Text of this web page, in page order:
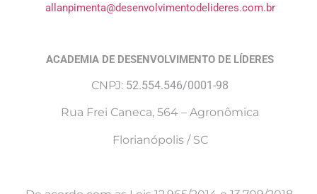
allanpimenta@desenvolvimentodelideres.com.br
ACADEMIA DE DESENVOLVIMENTO DE LÍDERES
CNPJ: 52.554.546/0001-98
Rua Frei Caneca, 564 – Agronômica
Florianópolis / SC